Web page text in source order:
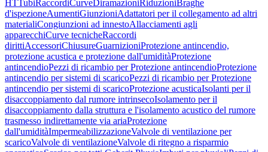
HTTubiRaccordiCurveDiramazioniRiduzioniBraghe
d'ispezioneAumentiGiunzioniAdattatori per il collegamento ad altri
materialiCongiunzioni ad innestoAllacciamenti agli
apparecchiCurve tecnicheRaccordi
dirittiAccessoriChiusureGuarnizioniProtezione antincendio,
protezione acustica e protezione dall'umiditàProtezione
antincendioPezzi di ricambio per Protezione antincendioProtezione
antincendio per sistemi di scaricoPezzi di ricambio per Protezione
antincendio per sistemi di scaricoProtezione acusticaIsolanti per il
disaccoppiamento dal rumore intrinsecoIsolamento per il
disaccoppiamento dalla struttura e l'isolamento acustico del rumore
trasmesso indirettamente via ariaProtezione
dall'umiditàImpermeabilizzazioneValvole di ventilazione per
scaricoValvole di ventilazioneValvole di ritegno a risparmio